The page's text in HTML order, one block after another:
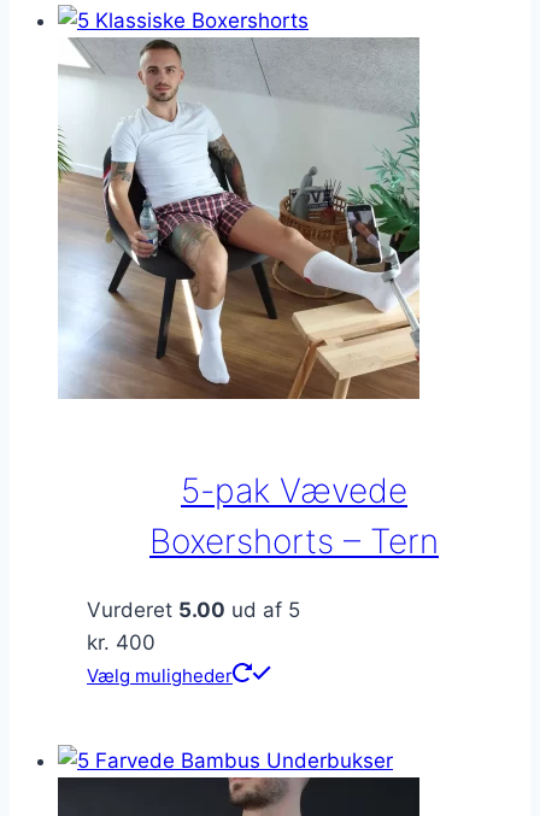
flere
varianter.
Mulighederne
vælges
på
varesiden
5-pak Vævede
Boxershorts – Tern
Vurderet 5.00 ud af 5
kr. 400
Vælg muligheder
Dette
flere
varianter.